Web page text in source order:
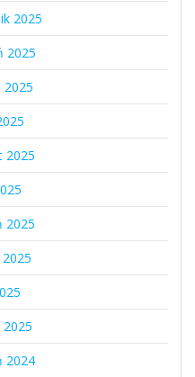
2025
2025
2025
2025
2025
2024